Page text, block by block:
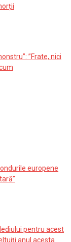
”Frate, nici
europene
pentru acest
anul acesta